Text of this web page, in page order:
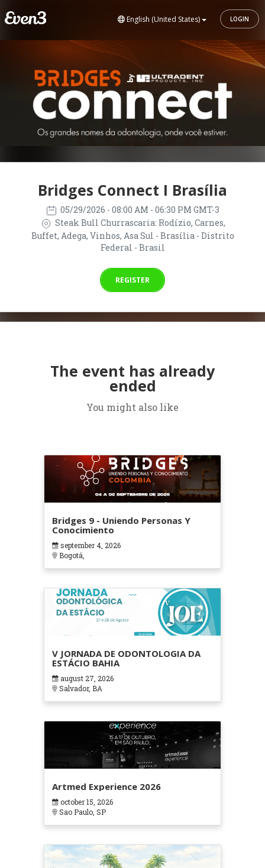
English (United States) LOGIN
Bridges Connect I Brasília
05/29/2026 - 08:00 AM - 06:30 PM GMT-3
Steak Bull Churrascaria: Rodízio, Carnes,
Buffet, Adega, Vinhos, Asa Sul - Brasília - Distrito
Federal - Brasil
REGISTER
The event has already
ended
You might also like
Bridges 9 - Uniendo Personas Y
Conocimiento
september 4, 2026
Bogotá,
V JORNADA DE ODONTOLOGIA DA
ESTÁCIO BAHIA
august 27, 2026
Salvador, BA
Artmed Experience 2026
october 15, 2026
Sao Paulo, SP